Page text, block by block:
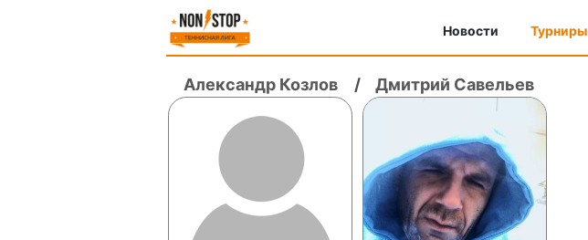
Новости Турниры
Александр Козлов / Дмитрий Савельев